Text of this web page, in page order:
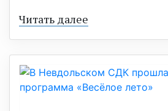
Читать далее